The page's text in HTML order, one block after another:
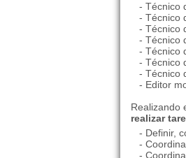
- Técnico
- Técnico
- Técnico
- Técnico
- Técnico
- Técnico
- Técnico
- Editor
Realizando
realizar
- Definir,
-
-